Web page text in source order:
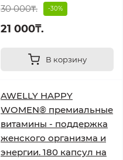
30 000₸. -30%
21 000₸.
В корзину
AWELLY HAPPY
WOMEN® премиальные
витамины - поддержка
женского организма и
энергии. 180 капсул на